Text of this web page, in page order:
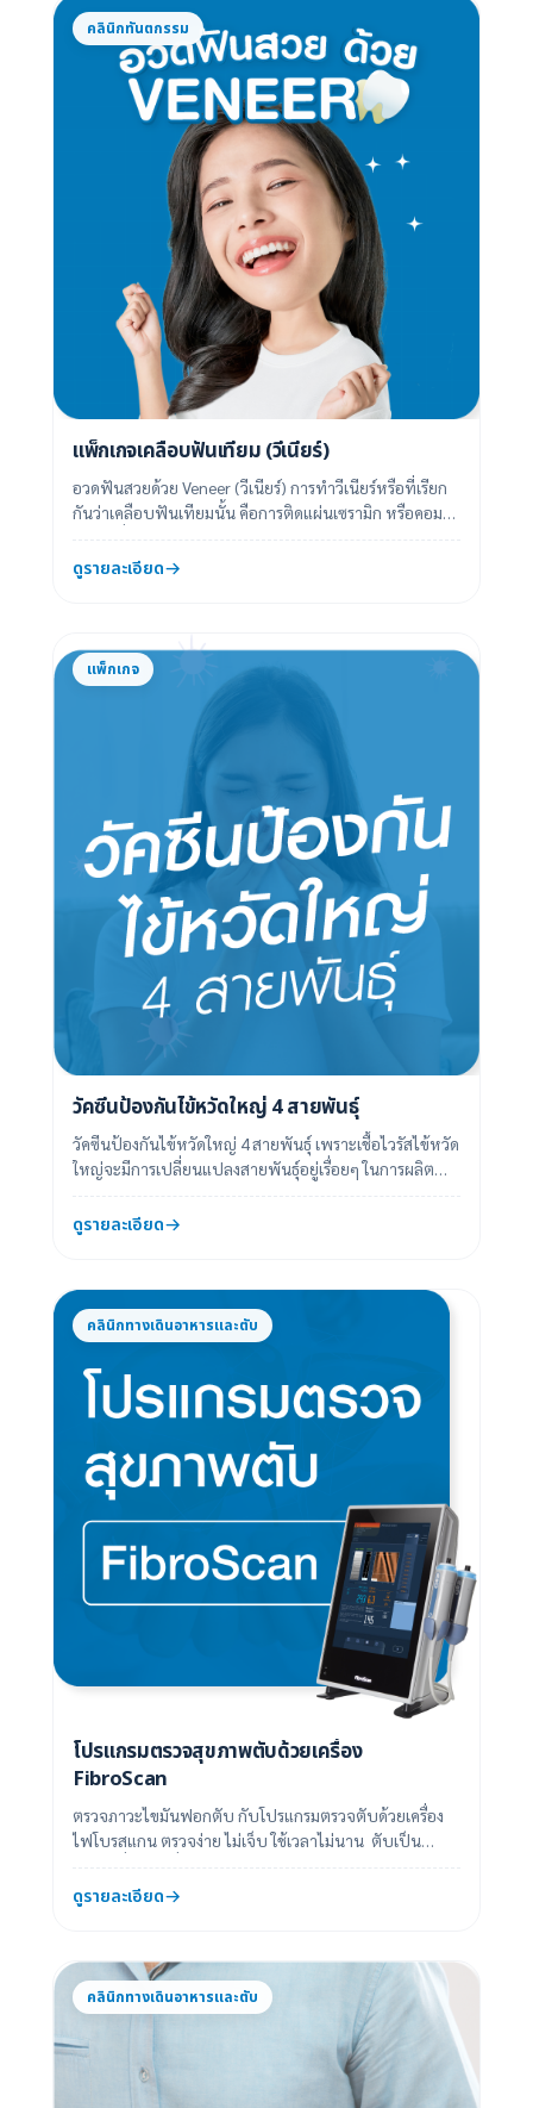
คลินิกทันตกรรม
แพ็กเกจเคลือบฟันเทียม (วีเนียร์)
อวดฟันสวยด้วย Veneer (วีเนียร์) การทำวีเนียร์หรือที่เรียก
กันว่าเคลือบฟันเทียมนั้น คือการติดแผ่นเซรามิก หรือคอม
ดูรายละเอียด
แพ็กเกจ
วัคซีนป้องกันไข้หวัดใหญ่ 4 สายพันธุ์
วัคซีนป้องกันไข้หวัดใหญ่ 4 สายพันธุ์ เพราะเชื้อไวรัสไข้หวัด
ใหญ่จะมีการเปลี่ยนแปลงสายพันธุ์อยู่เรื่อยๆ ในการผลิต
ดูรายละเอียด
คลินิกทางเดินอาหารและตับ
โปรแกรมตรวจสุขภาพตับด้วยเครื่อง
FibroScan
ตรวจภาวะไขมันฟอกตับ กับโปรแกรมตรวจตับด้วยเครื่อง
ไฟโบรสแกน ตรวจง่าย ไม่เจ็บ ใช้เวลาไม่นาน ตับเป็น
ดูรายละเอียด
คลินิกทางเดินอาหารและตับ